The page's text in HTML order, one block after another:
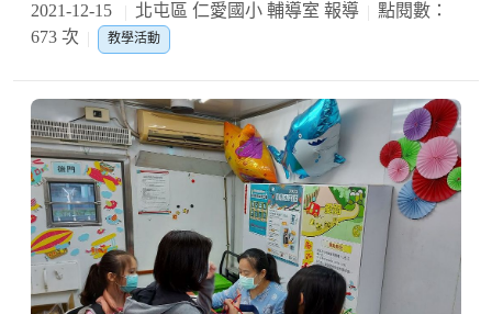
2021-12-15 北屯區 仁愛國小 輔導室 報導
點閱數：
673 次
教學活動